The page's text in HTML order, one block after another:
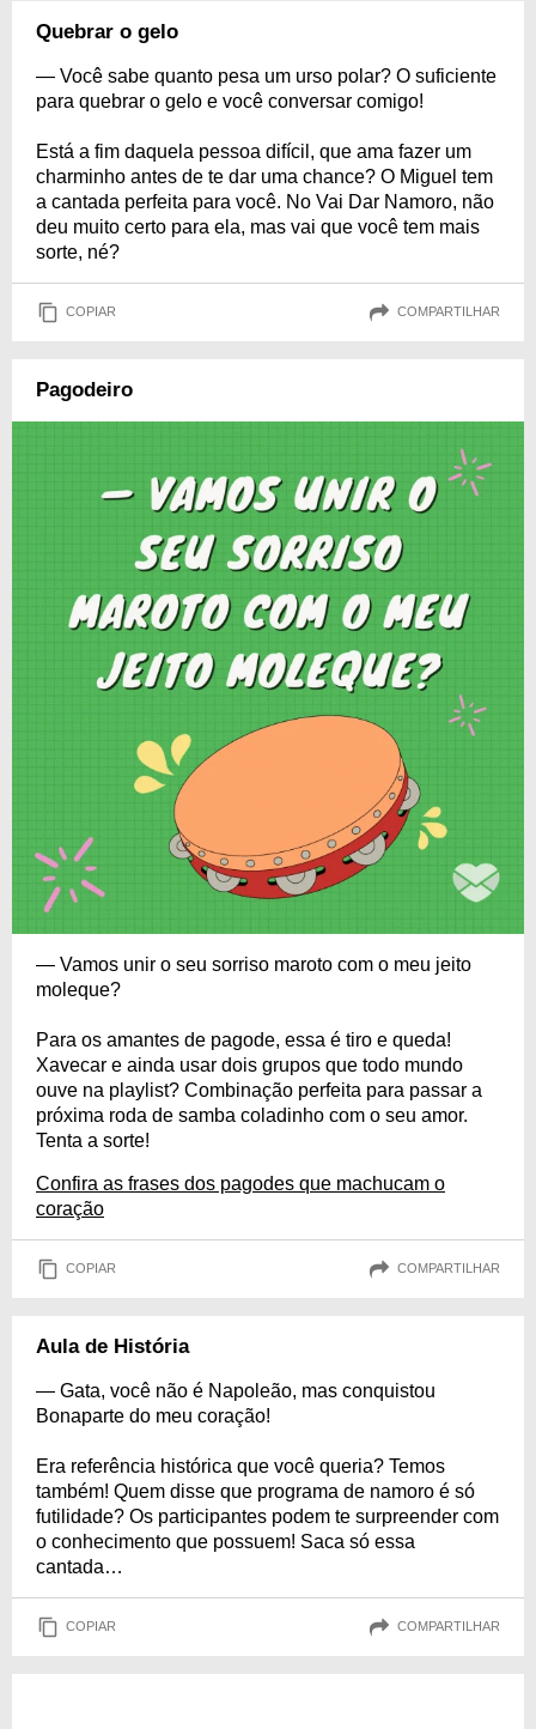
Quebrar o gelo
— Você sabe quanto pesa um urso polar? O suficiente
para quebrar o gelo e você conversar comigo!
Está a fim daquela pessoa difícil, que ama fazer um
charminho antes de te dar uma chance? O Miguel tem
a cantada perfeita para você. No Vai Dar Namoro, não
deu muito certo para ela, mas vai que você tem mais
sorte, né?
COPIAR COMPARTILHAR
Pagodeiro
— Vamos unir o seu sorriso maroto com o meu jeito
moleque?
Para os amantes de pagode, essa é tiro e queda!
Xavecar e ainda usar dois grupos que todo mundo
ouve na playlist? Combinação perfeita para passar a
próxima roda de samba coladinho com o seu amor.
Tenta a sorte!
Confira as frases dos pagodes que machucam o
coração
COPIAR COMPARTILHAR
Aula de História
— Gata, você não é Napoleão, mas conquistou
Bonaparte do meu coração!
Era referência histórica que você queria? Temos
também! Quem disse que programa de namoro é só
futilidade? Os participantes podem te surpreender com
o conhecimento que possuem! Saca só essa
cantada…
COPIAR COMPARTILHAR